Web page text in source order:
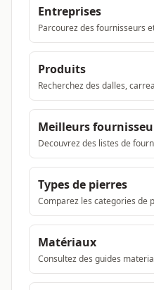
Entreprises
Parcourez des fournisseurs
Produits
Recherchez des dalles,
Meilleurs
Decouvrez des listes de
Types de pierres
Comparez les categories de
Matériaux
Consultez des guides